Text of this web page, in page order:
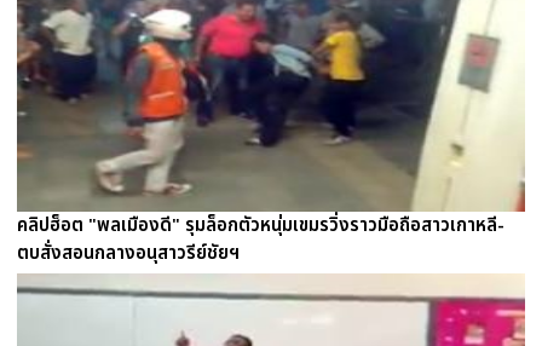
คลิปฮ็อต "พลเมืองดี" รุมล็อกตัวหนุ่มเขมรวิ่งราวมือถือสาวเกาหลี-
ตบสั่งสอนกลางอนุสาวรีย์ชัยฯ